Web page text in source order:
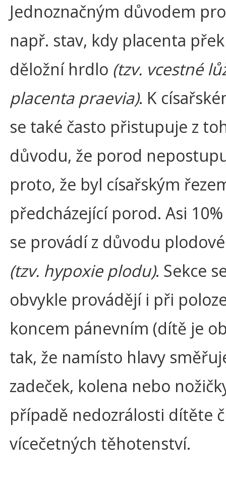
Jednoznačným důvodem
např. stav, kdy placenta
děložní hrdlo (tzv. vcestné
placenta praevia). K
se také často přistupuje z
důvodu, že porod
proto, že byl císařským
předcházející porod. Asi
se provádí z důvodu
(tzv. hypoxie plodu). Sekce
obvykle provádějí i při
koncem pánevním (dítě je
tak, že namísto hlavy
zadeček, kolena nebo
případě nedozrálosti dítěte
vícečetných těhotenství.